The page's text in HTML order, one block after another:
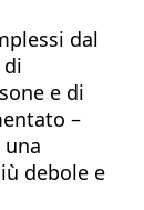
dal
e di
–
debole e